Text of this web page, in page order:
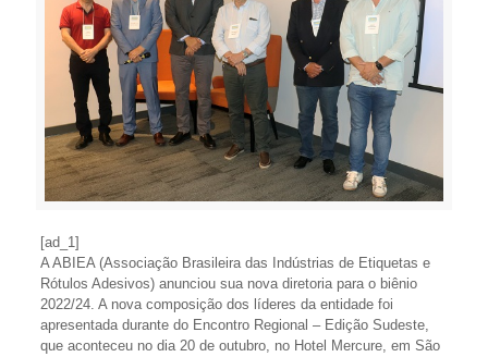
[ad_1]
A ABIEA (Associação Brasileira das Indústrias de Etiquetas e
Rótulos Adesivos) anunciou sua nova diretoria para o biênio
2022/24. A nova composição dos líderes da entidade foi
apresentada durante do Encontro Regional – Edição Sudeste,
que aconteceu no dia 20 de outubro, no Hotel Mercure, em São